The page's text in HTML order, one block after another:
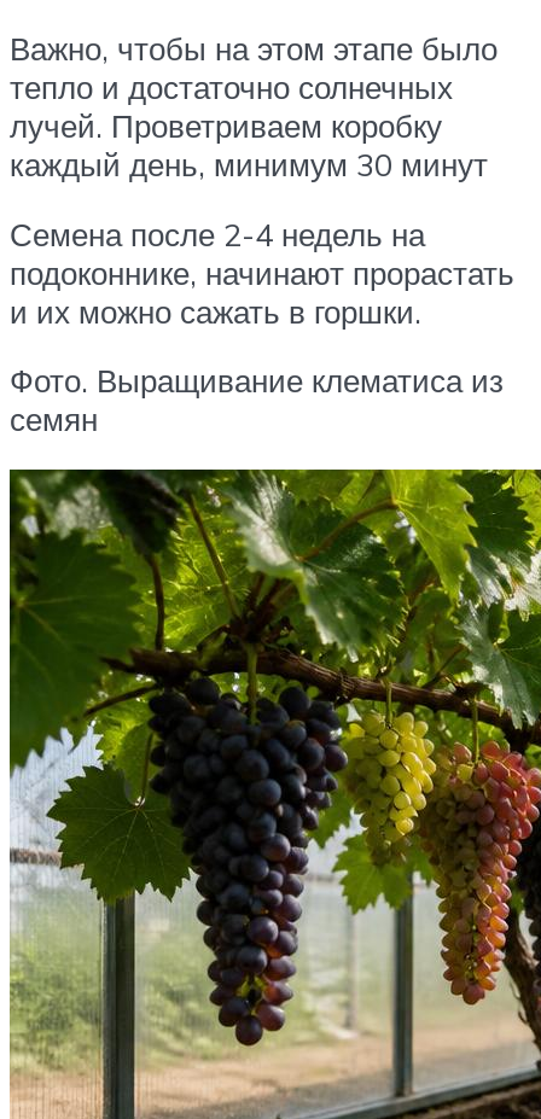
Важно, чтобы на этом этапе было
тепло и достаточно солнечных
лучей. Проветриваем коробку
каждый день, минимум 30 минут
Семена после 2-4 недель на
подоконнике, начинают прорастать
и их можно сажать в горшки.
Фото. Выращивание клематиса из
семян